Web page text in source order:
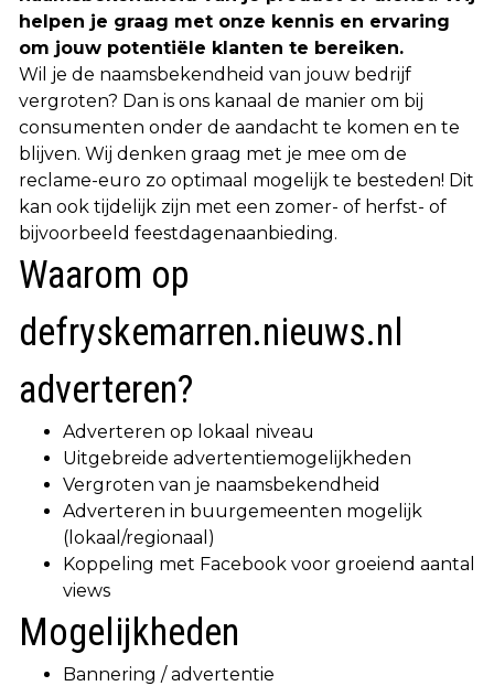
helpen je graag met onze kennis en ervaring
om jouw potentiële klanten te bereiken.
Wil je de naamsbekendheid van jouw bedrijf
vergroten? Dan is ons kanaal de manier om bij
consumenten onder de aandacht te komen en te
blijven. Wij denken graag met je mee om de
reclame-euro zo optimaal mogelijk te besteden! Dit
kan ook tijdelijk zijn met een zomer- of herfst- of
bijvoorbeeld feestdagenaanbieding.
Waarom op
defryskemarren.nieuws.nl
adverteren?
Adverteren op lokaal niveau
Uitgebreide advertentiemogelijkheden
Vergroten van je naamsbekendheid
Adverteren in buurgemeenten mogelijk
(lokaal/regionaal)
Koppeling met Facebook voor groeiend aantal
views
Mogelijkheden
Bannering / advertentie